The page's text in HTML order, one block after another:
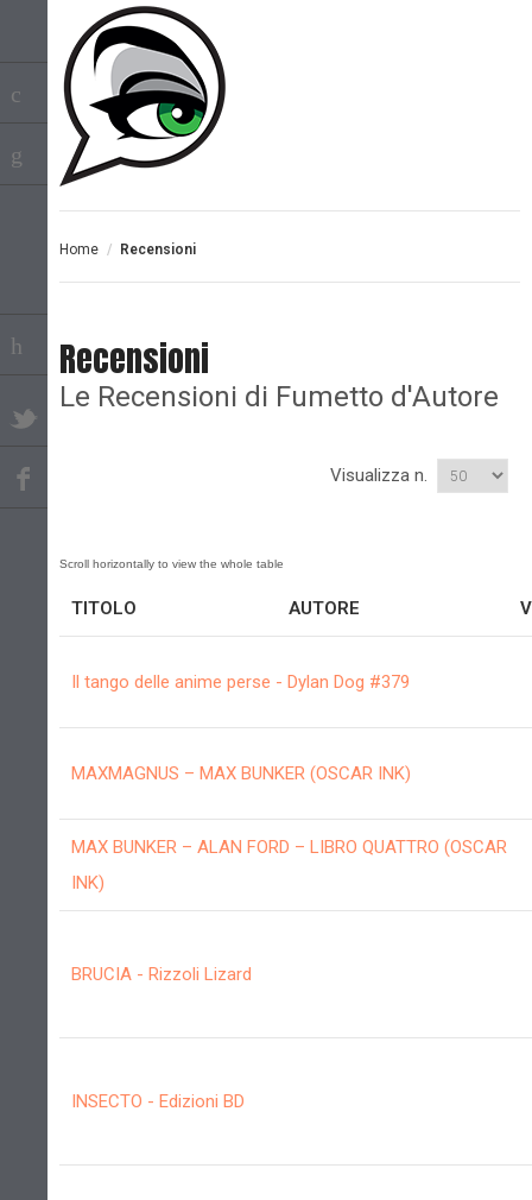
Home / Recensioni
Recensioni
Le Recensioni di Fumetto d'Autore
Visualizza n.
TITOLO AUTORE
Il tango delle anime perse - Dylan Dog #379
MAXMAGNUS – MAX BUNKER (OSCAR INK)
MAX BUNKER – ALAN FORD – LIBRO QUATTRO (OSCAR
INK)
BRUCIA - Rizzoli Lizard
INSECTO - Edizioni BD